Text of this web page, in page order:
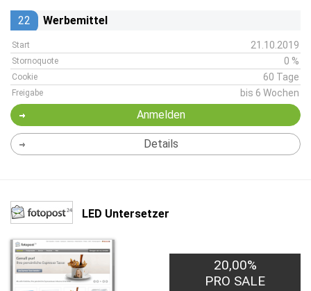
22 Werbemittel
Start 21.10.2019
Stornoquote 0 %
Cookie 60 Tage
Freigabe bis 6 Wochen
Anmelden
Details
LED Untersetzer
20,00%
PRO SALE